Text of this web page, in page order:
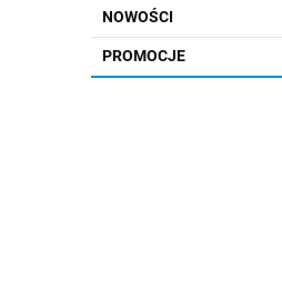
NOWOŚCI
PROMOCJE